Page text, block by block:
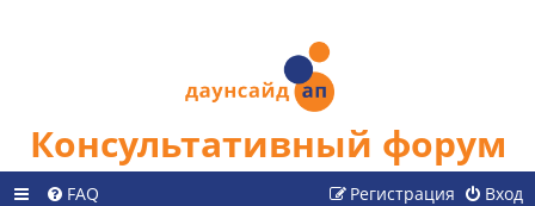
Консультативный форум
FAQ Вход
Регистрация